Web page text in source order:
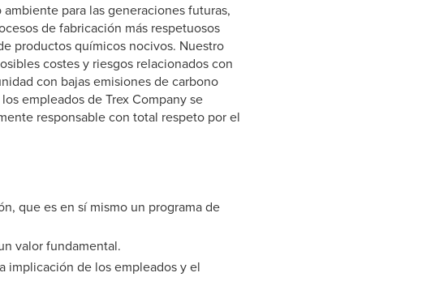
para las generaciones futuras,
de fabricación más respetuosos
productos químicos nocivos. Nuestro
costes y riesgos relacionados con
con bajas emisiones de carbono
empleados de Trex Company se
responsable con total respeto por el
que es en sí mismo un programa de
valor fundamental.
implicación de los empleados y el